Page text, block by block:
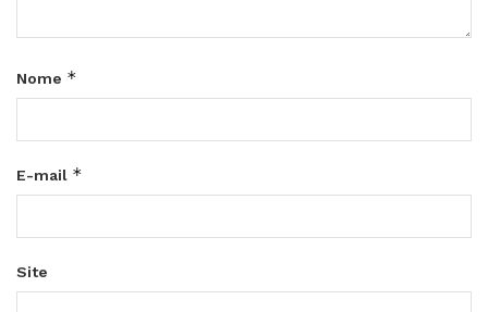
Nome *
E-mail *
Site